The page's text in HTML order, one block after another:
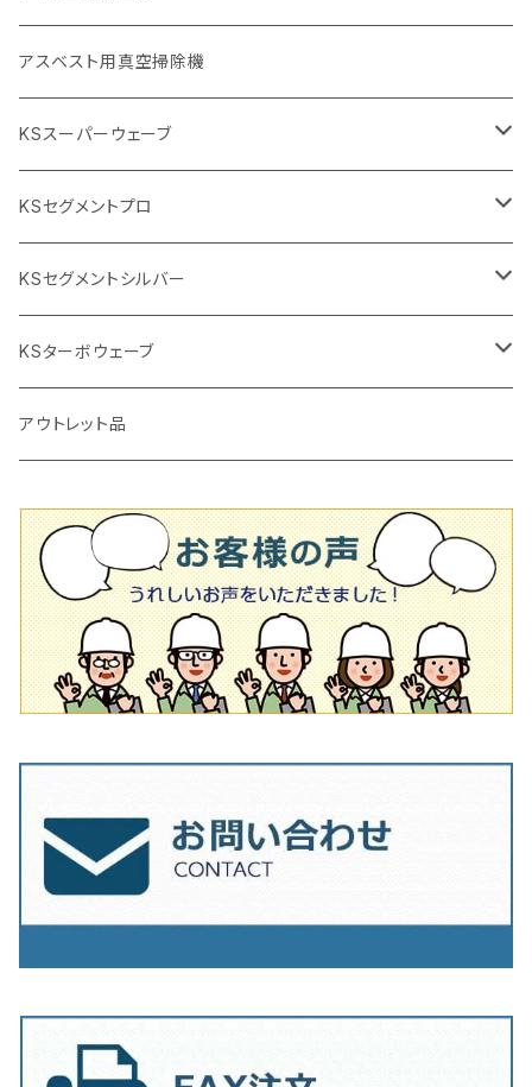
本体
ダイヤモンドホイール
ブリック＆ブロック用切断機
穴あけ用工具
タイルニッパー
プロ用鏝（こて）
吸着盤
その他
タイル針
低速回転
高速回転
付属品
撹拌羽根
撹拌軸
手動工具
押し切り（手動切断機
押し切り替え刃（手動切断機替え刃
タイル針
その他
電動工具
電動切断機
タイルパッチ（ビブラート
アスベスト用真空掃除機
KSスーパーウェーブ
105mm（4インチ）
125ｍｍ（5インチ）
KSセグメントプロ
105mm（4インチ）
通常品
ビス穴付き
125mm（5インチ）
通常品
オフセットタイプ（ハットタイプ
150ｍｍ（6インチ）
205ｍｍ（8インチ）
230mm（9インチ）
KSセグメントシルバー
105mm（4インチ）
125mm（5インチ）
180mm（7インチ）
205mm（8インチ）
230mm（9インチ）
KSターボウェーブ
105mm（4インチ）
150ｍｍ（6インチ）
180ｍｍ（7インチ）
205mm（8インチ）
アウトレット品